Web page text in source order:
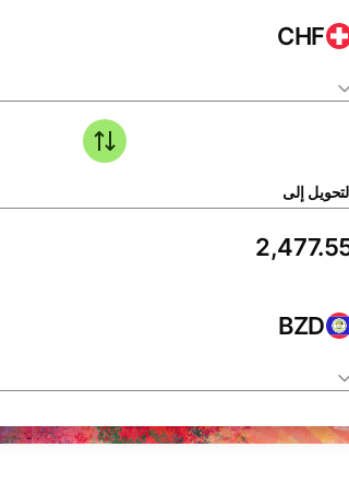
CHF
إلى
BZD